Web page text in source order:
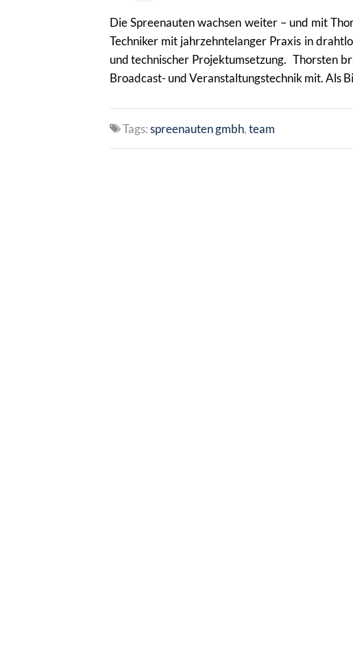
Die Spreenauten wachsen weiter – und mit
Techniker mit jahrzehntelanger Praxis in
und technischer Projektumsetzung. Thorsten
Broadcast- und Veranstaltungstechnik mit. Als
Tags:spreenauten gmbh team